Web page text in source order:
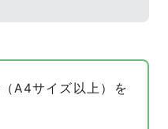
A4サイズ以上）を